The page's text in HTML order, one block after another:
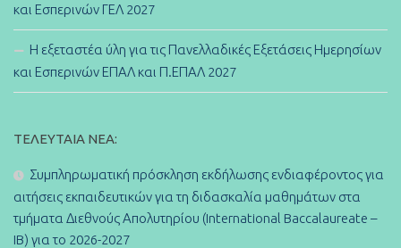
και Εσπερινών ΓΕΛ 2027
Η εξεταστέα ύλη για τις Πανελλαδικές Εξετάσεις Ημερησίων
και Εσπερινών ΕΠΑΛ και Π.ΕΠΑΛ 2027
ΤΕΛΕΥΤΑΊΑ ΝΈΑ:
Συμπληρωματική πρόσκληση εκδήλωσης ενδιαφέροντος για
αιτήσεις εκπαιδευτικών για τη διδασκαλία μαθημάτων στα
τμήματα Διεθνούς Απολυτηρίου (International Baccalaureate –
IB) για το 2026-2027